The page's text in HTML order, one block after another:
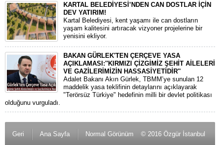
KARTAL BELEDİYESİ’NDEN CAN DOSTLAR İÇİN
DEV YATIRIM!
Kartal Belediyesi, kent yaşamı ile can dostların
yaşam kalitesini artıracak vizyoner projelerine bir
yenisini ekliyor.
BAKAN GÜRLEK'TEN ÇERÇEVE YASA
AÇIKLAMASI:''KIRMIZI ÇİZGİMİZ ŞEHİT AİLELERİ
VE GAZİLERİMİZİN HASSASİYETİDİR''
Adalet Bakanı Akın Gürlek, TBMM’ye sunulan 12
maddelik yasa teklifinin detaylarını açıklayarak
"Terörsüz Türkiye" hedefinin milli bir devlet politikası
olduğunu vurguladı.
Geri Ana Sayfa Normal Görünüm © 2016 Özgür İstanbul